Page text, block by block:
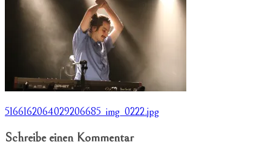
Beitragsnavigation
5166162064029206685_img_0222.jpg
Schreibe einen Kommentar